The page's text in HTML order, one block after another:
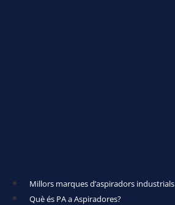
Millors marques d’aspiradors industrials
Què és PA a Aspiradores?